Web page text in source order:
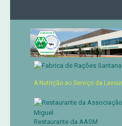
A Nutrição ao Serviço da
Restaurante da AASM